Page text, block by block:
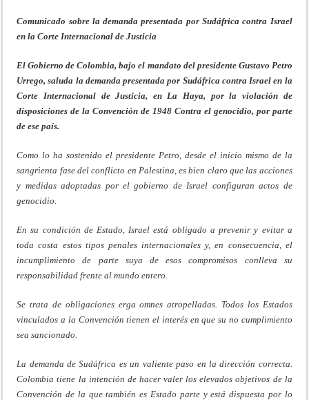
Comunicado sobre la demanda presentada por Sudáfrica contra Israel
en la Corte Internacional de Justicia
El Gobierno de Colombia, bajo el mandato del presidente Gustavo Petro
Urrego, saluda la demanda presentada por Sudáfrica contra Israel en la
Corte Internacional de Justicia, en La Haya, por la violación de
disposiciones de la Convención de 1948 Contra el genocidio, por parte
de ese país.
Como lo ha sostenido el presidente Petro, desde el inicio mismo de la
sangrienta fase del conflicto en Palestina, es bien claro que las acciones
y medidas adoptadas por el gobierno de Israel configuran actos de
genocidio.
En su condición de Estado, Israel está obligado a prevenir y evitar a
toda costa estos tipos penales internacionales y, en consecuencia, el
incumplimiento de parte suya de esos compromisos conlleva su
responsabilidad frente al mundo entero.
Se trata de obligaciones erga omnes atropelladas. Todos los Estados
vinculados a la Convención tienen el interés en que su no cumplimiento
sea sancionado.
La demanda de Sudáfrica es un valiente paso en la dirección correcta.
Colombia tiene la intención de hacer valer los elevados objetivos de la
Convención de la que también es Estado parte y está dispuesta por lo